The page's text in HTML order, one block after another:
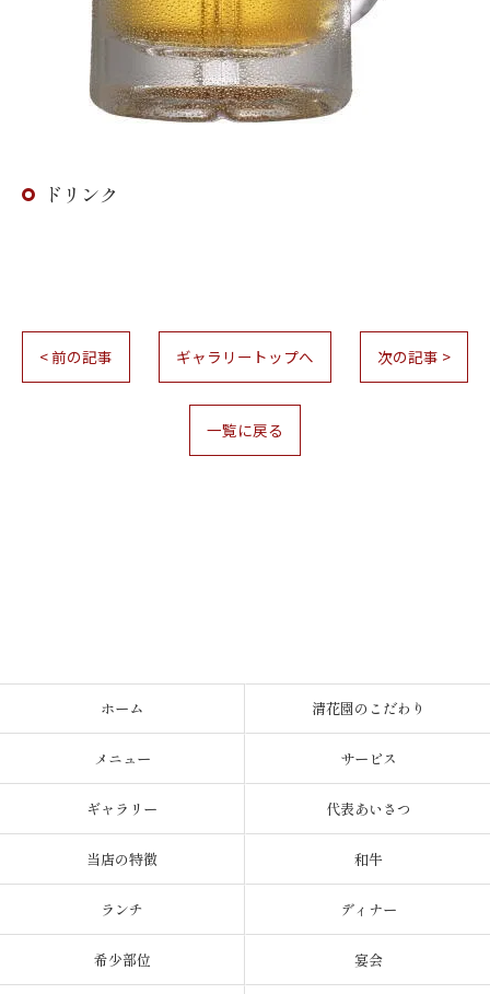
ドリンク
< 前の記事 ギャラリートップへ 次の記事 >
一覧に戻る
ホーム 清花園のこだわり
メニュー サービス
ギャラリー 代表あいさつ
当店の特徴 和牛
ランチ ディナー
希少部位 宴会
お問い合わせはこちら